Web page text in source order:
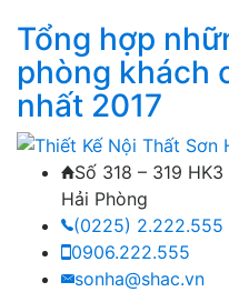
Tổng hợp
phòng khách
nhất 2017
Số 318 – 319
Hải Phòng
(0225) 2.222.555
0906.222.555
sonha@shac.vn